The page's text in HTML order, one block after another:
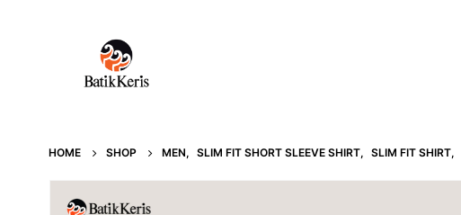
HOME SHOP MEN, SLIM FIT SHORT SLEEVE SHIRT, SLIM FIT SHIRT,